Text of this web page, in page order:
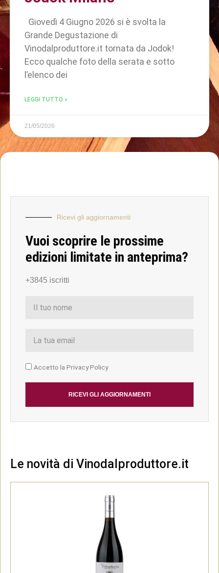
Giovedì 4 Giugno 2026 si è svolta la
Grande Degustazione di
Vinodalproduttore.it tornata da Jodok!
Ecco qualche foto della serata e sotto
l’elenco dei
LEGGI TUTTO »
21/05/2026
Ricevi gli aggiornamenti
Vuoi scoprire le prossime
edizioni limitate in anteprima?
+3845 iscritti
Accetto la Privacy Policy
RICEVI GLI AGGIORNAMENTI
Le novità di Vinodalproduttore.it